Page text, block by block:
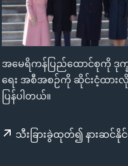
အမေရိကန်ပြည်ထောင်စုကို ဒုက္
ရေး အစီအစဉ်ကို ဆိုင်းငံ့ထား
ပြန်ပါတယ်။
သီးခြားခွဲထုတ်၍ နားဆင်နို